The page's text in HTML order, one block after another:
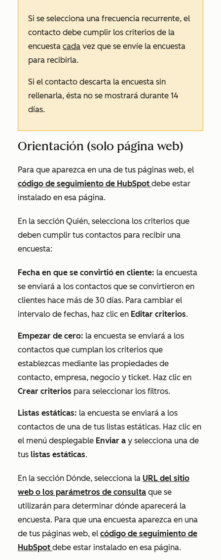
Si se selecciona una frecuencia recurrente, el
contacto debe cumplir los criterios de la
encuesta cada vez que se envíe la encuesta
para recibirla.
Si el contacto descarta la encuesta sin
rellenarla, ésta no se mostrará durante 14
días.
Orientación (solo página web)
Para que aparezca en una de tus páginas web, el
código de seguimiento de HubSpot debe estar
instalado en esa página.
En la sección Quién, selecciona los criterios que
deben cumplir tus contactos para recibir una
encuesta:
Fecha en que se convirtió en cliente: la encuesta
se enviará a los contactos que se convirtieron en
clientes hace más de 30 días. Para cambiar el
intervalo de fechas, haz clic en Editar criterios.
Empezar de cero: la encuesta se enviará a los
contactos que cumplan los criterios que
establezcas mediante las propiedades de
contacto, empresa, negocio y ticket. Haz clic en
Crear criterios para seleccionar los filtros.
Listas estáticas: la encuesta se enviará a los
contactos de una de tus listas estáticas. Haz clic en
el menú desplegable Enviar a y selecciona una de
tus listas estáticas.
En la sección Dónde, selecciona la URL del sitio
web o los parámetros de consulta que se
utilizarán para determinar dónde aparecerá la
encuesta. Para que una encuesta aparezca en una
de tus páginas web, el código de seguimiento de
HubSpot debe estar instalado en esa página.